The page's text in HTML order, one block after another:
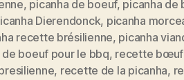
le
Brésil »
, picanha de boeuf, picanha de
Dierendonck, picanha
recette brésilienne, picanha
boeuf pour le bbq, recette bœuf
, recette de la picanha,